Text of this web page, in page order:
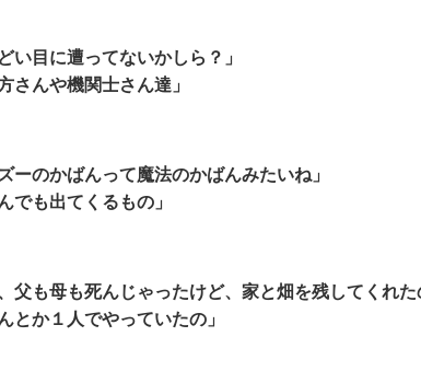
どい目に遭ってないかしら？」
さんや機関士さん達」
ズーのかばんって魔法のかばんみたいね」
でも出てくるもの」
、父も母も死んじゃったけど、家と畑を残してくれた
んとか１人でやっていたの」